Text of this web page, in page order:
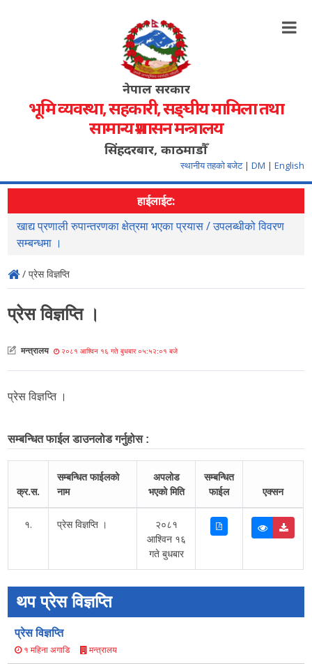
नेपाल सरकार
भूमि व्यवस्था, सहकारी, सङ्‍घीय मामिला तथा
सामान्य प्रशासन मन्त्रालय
सिंहदरबार, काठमाडौँ
स्थानीय तहको बजेट | DM | English
हाईलाईट:
खाद्य प्रणाली रुपान्तरणका क्षेत्रमा भएका प्रयास / उपलब्धीको विवरण
सम्बन्धमा ।
/ प्रेस विज्ञप्ति
प्रेस विज्ञप्ति ।
मन्त्रालय २०८१ आश्विन १६ गते बुधबार ०५:५२:०१ बजे
प्रेस विज्ञप्ति ।
सम्बन्धित फाईल डाउनलोड गर्नुहोस :
क्र.स.
सम्बन्धित फाईलको
नाम
अपलोड
भएको मिति
सम्बन्धित
फाईल
एक्सन
१. प्रेस विज्ञप्ति ।
२०८१
आश्विन १६
गते बुधबार
थप प्रेस विज्ञप्ति
प्रेस विज्ञप्ति
१ महिना अगाडि मन्त्रालय